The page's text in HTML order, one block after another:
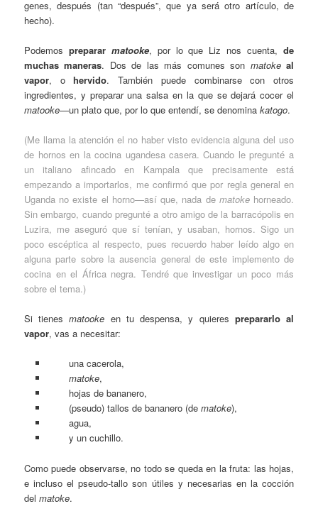
genes, después (tan “después”, que ya será otro artículo, de
hecho).
Podemos preparar matooke, por lo que Liz nos cuenta, de
muchas maneras. Dos de las más comunes son matoke al
vapor, ohervido. También puede combinarse con otros
ingredientes, y preparar una salsa en la que se dejará cocer el
matooke—un plato que, por lo que entendí, se denominakatogo.
(Me llama la atención el no haber visto evidencia alguna del uso
de hornos en la cocina ugandesa casera. Cuando le pregunté a
un italiano afincado en Kampala que precisamente está
empezando a importarlos, me confirmó que por regla general en
Uganda no existe el horno—así que, nada de matokehorneado.
Sin embargo, cuando pregunté a otro amigo de la barracópolis en
Luzira, me aseguró que sí tenían, y usaban, hornos. Sigo un
poco escéptica al respecto, pues recuerdo haber leído algo en
alguna parte sobre la ausencia general de este implemento de
cocina en el África negra. Tendré que investigar un poco más
sobre el tema.)
Si tienesmatooke en tu despensa, y quieres prepararlo al
vapor, vas a necesitar:
una cacerola,
matoke,
hojas de bananero,
(pseudo) tallos de bananero (de matoke),
agua,
y un cuchillo.
Como puede observarse, no todo se queda en la fruta: las hojas,
e incluso el pseudo-tallo son útiles y necesarias en la cocción
delmatoke.